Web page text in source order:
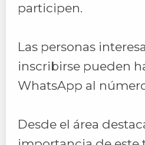
participen.
Las personas
inscribirse pueden
WhatsApp al
Desde el área